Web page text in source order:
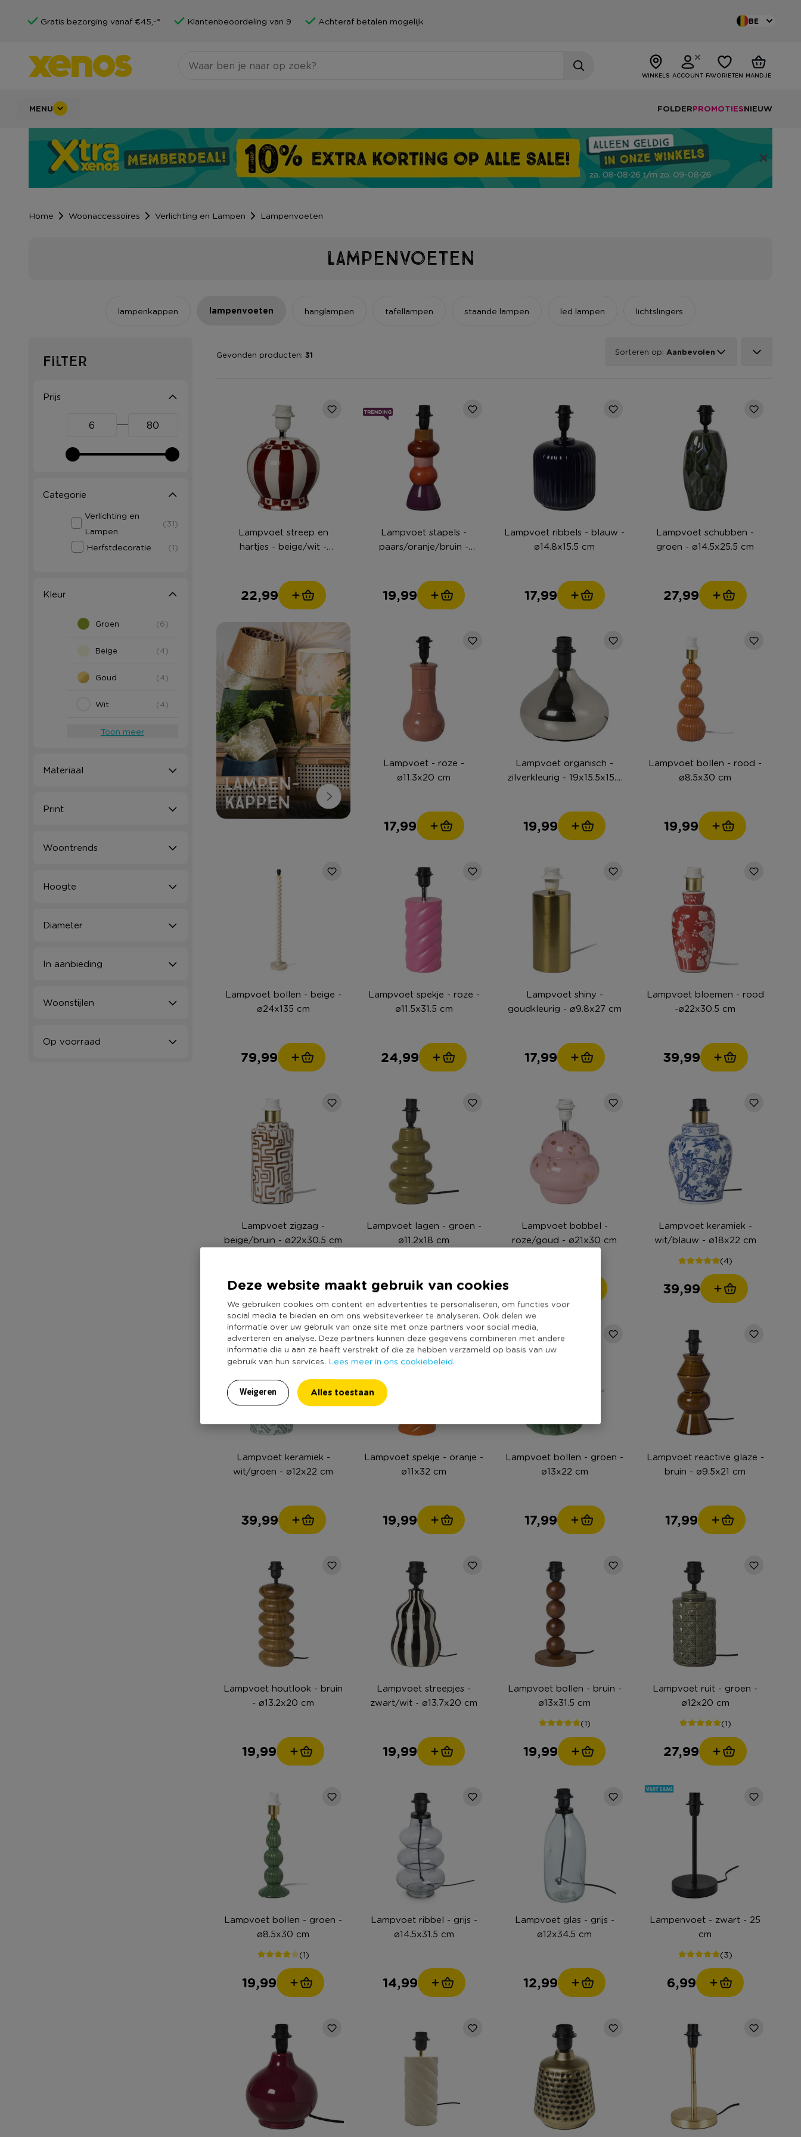
Deze website maakt gebruik van cookies
We gebruiken cookies om content en advertenties te personaliseren, om functies voor
social media te bieden en om ons websiteverkeer te analyseren. Ook delen we
informatie over uw gebruik van onze site met onze partners voor social media,
adverteren en analyse. Deze partners kunnen deze gegevens combineren met andere
informatie die u aan ze heeft verstrekt of die ze hebben verzameld op basis van uw
gebruik van hun services. Lees meer in ons cookiebeleid.
Weigeren Alles toestaan
Gratis bezorging vanaf €45,-* Klantenbeoordeling van 9 Achteraf betalen mogelijk BE
WINKELS ACCOUNT FAVORIETEN MANDJE
MENU FOLDERPROMOTIESNIEUW
Home Woonaccessoires Verlichting en Lampen Lampenvoeten
Lampenvoeten
lampenkappen lampenvoeten hanglampen tafellampen staande lampen led lampen lichtslingers
Filter
Prijs
Categorie
Verlichting en
Lampen
(31)
Herfstdecoratie (1)
Kleur
Groen (6)
Beige (4)
Goud (4)
Wit (4)
Toon meer
Materiaal
Print
Woontrends
Hoogte
Diameter
In aanbieding
Woonstijlen
Op voorraad
Gevonden producten: 31 Sorteren op: Aanbevolen
Lampvoet streep en
hartjes - beige/wit -
22,99
Lampvoet stapels -
paars/oranje/bruin -
19,99
Lampvoet ribbels - blauw -
ø14.8x15.5 cm
17,99
Lampvoet schubben -
groen - ø14.5x25.5 cm
27,99
Lampvoet - roze -
ø11.3x20 cm
17,99
Lampvoet organisch -
zilverkleurig - 19x15.5x15.5
19,99
Lampvoet bollen - rood -
ø8.5x30 cm
19,99
Lampvoet bollen - beige -
ø24x135 cm
79,99
Lampvoet spekje - roze -
ø11.5x31.5 cm
24,99
Lampvoet shiny -
goudkleurig - ø9.8x27 cm
17,99
Lampvoet bloemen - rood
-ø22x30.5 cm
39,99
Lampvoet zigzag -
beige/bruin - ø22x30.5 cm
39,99
Lampvoet lagen - groen -
ø11.2x18 cm
17,99
Lampvoet bobbel -
roze/goud - ø21x30 cm
Lampvoet keramiek -
wit/blauw - ø18x22 cm
(4)
39,99
Lampvoet keramiek -
wit/groen - ø12x22 cm
39,99
Lampvoet spekje - oranje -
ø11x32 cm
19,99
Lampvoet bollen - groen -
ø13x22 cm
17,99
Lampvoet reactive glaze -
bruin - ø9.5x21 cm
17,99
Lampvoet houtlook - bruin
- ø13.2x20 cm
19,99
Lampvoet streepjes -
zwart/wit - ø13.7x20 cm
19,99
Lampvoet bollen - bruin -
ø13x31.5 cm
(1)
19,99
Lampvoet ruit - groen -
ø12x20 cm
(1)
27,99
Lampvoet bollen - groen -
ø8.5x30 cm
(1)
19,99
Lampvoet ribbel - grijs -
ø14.5x31.5 cm
14,99
Lampvoet glas - grijs -
ø12x34.5 cm
12,99
Lampenvoet - zwart - 25
cm
(3)
6,99